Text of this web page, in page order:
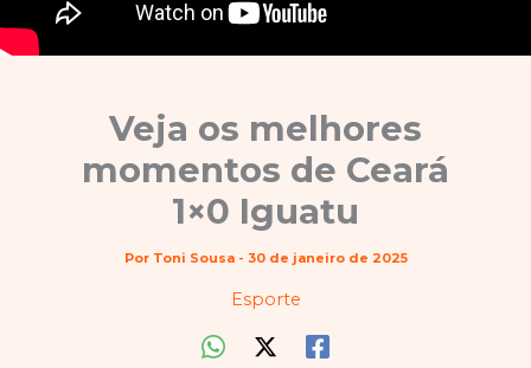
Veja os melhores
momentos de Ceará
1×0 Iguatu
Por Toni Sousa - 30 de janeiro de 2025
Esporte